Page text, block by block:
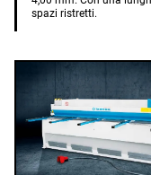
spazi ristretti.